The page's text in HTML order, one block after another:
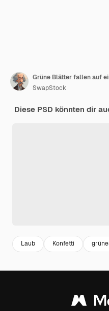
Grüne Blätter fallen auf
SwapStock
Diese PSD könnten dir
Laub Konfetti